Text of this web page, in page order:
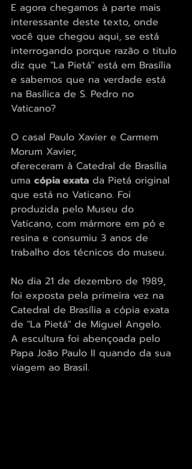
E agora chegamos à parte mais
interessante deste texto, onde
você que chegou aqui, se está
interrogando porque razão o titulo
diz que "La Pietá" está em Brasília
e sabemos que na verdade está
na Basílica de S. Pedro no
Vaticano?
O casal Paulo Xavier e Carmem
Morum Xavier,
ofereceram à Catedral de Brasília
uma cópia exata da Pietá original
que está no Vaticano. Foi
produzida pelo Museu do
Vaticano, com mármore em pó e
resina e consumiu 3 anos de
trabalho dos técnicos do museu.
No dia 21 de dezembro de 1989,
foi exposta pela primeira vez na
Catedral de Brasília a cópia exata
de "La Pietá" de Miguel Angelo.
A escultura foi abençoada pelo
Papa João Paulo II quando da sua
viagem ao Brasil.